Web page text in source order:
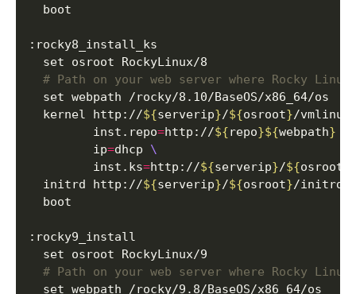
# Path on your web server where Rocky
  kernel http://
${serverip}/${osroot}/
         inst.repo
=http://${repo}${webpath}
         ip
=dhcp
         inst.ks
=http://${serverip}/${osroot
  initrd http://
${serverip}/${osroot}
# Path on your web server where Rocky